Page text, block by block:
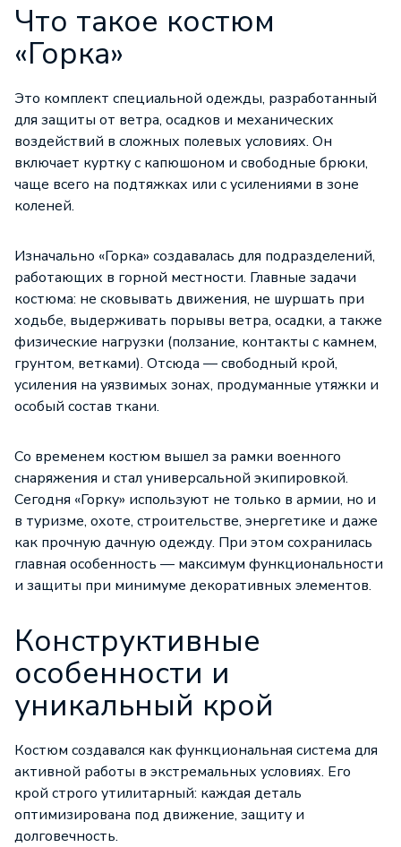
Что такое костюм
«Горка»
Это комплект специальной одежды, разработанный
для защиты от ветра, осадков и механических
воздействий в сложных полевых условиях. Он
включает куртку с капюшоном и свободные брюки,
чаще всего на подтяжках или с усилениями в зоне
коленей.
Изначально «Горка» создавалась для подразделений,
работающих в горной местности. Главные задачи
костюма: не сковывать движения, не шуршать при
ходьбе, выдерживать порывы ветра, осадки, а также
физические нагрузки (ползание, контакты с камнем,
грунтом, ветками). Отсюда — свободный крой,
усиления на уязвимых зонах, продуманные утяжки и
особый состав ткани.
Со временем костюм вышел за рамки военного
снаряжения и стал универсальной экипировкой.
Сегодня «Горку» используют не только в армии, но и
в туризме, охоте, строительстве, энергетике и даже
как прочную дачную одежду. При этом сохранилась
главная особенность — максимум функциональности
и защиты при минимуме декоративных элементов.
Конструктивные
особенности и
уникальный крой
Костюм создавался как функциональная система для
активной работы в экстремальных условиях. Его
крой строго утилитарный: каждая деталь
оптимизирована под движение, защиту и
долговечность.